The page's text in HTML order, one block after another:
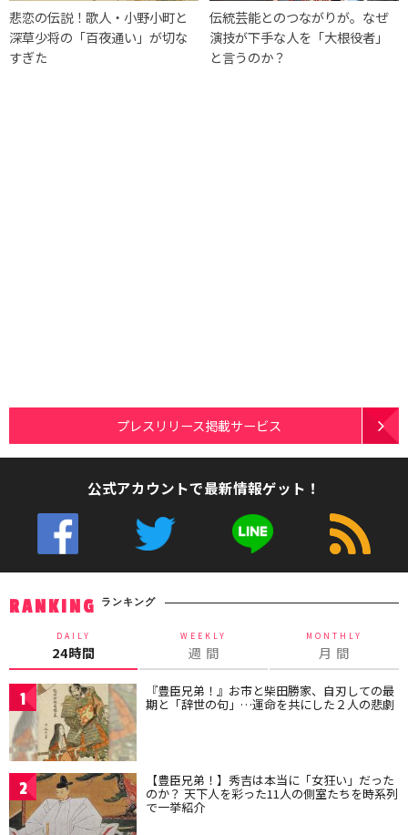
悲恋の伝説！歌人・小野小町と
深草少将の「百夜通い」が切な
すぎた
伝統芸能とのつながりが。なぜ
演技が下手な人を「大根役者」
と言うのか？
プレスリリース掲載サービス
公式アカウントで最新情報ゲット！
RANKING ランキング
DAILY
24時間
WEEKLY
週 間
MONTHLY
月 間
1 『豊臣兄弟！』お市と柴田勝家、自刃しての最
期と「辞世の句」…運命を共にした２人の悲劇
2 【豊臣兄弟！】秀吉は本当に「女狂い」だった
のか？ 天下人を彩った11人の側室たちを時系列
で一挙紹介